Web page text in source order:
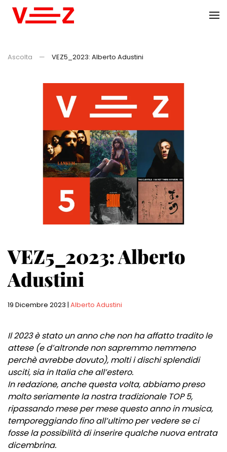
Ascolta VEZ5_2023: Alberto Adustini
VEZ5_2023: Alberto
Adustini
19 Dicembre 2023 | Alberto Adustini
Il 2023 è stato un anno che non ha affatto tradito le
attese (e d’altronde non sapremmo nemmeno
perchè avrebbe dovuto), molti i dischi splendidi
usciti, sia in Italia che all’estero.
In redazione, anche questa volta, abbiamo preso
molto seriamente la nostra tradizionale TOP 5,
ripassando mese per mese questo anno in musica,
temporeggiando fino all’ultimo per vedere se ci
fosse la possibilità di inserire qualche nuova entrata
dicembrina.